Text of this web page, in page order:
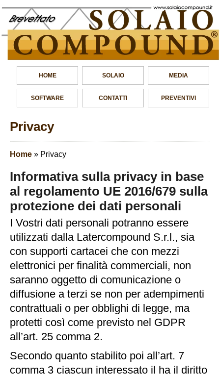
HOME SOLAIO MEDIA
SOFTWARE CONTATTI PREVENTIVI
Privacy
Home » Privacy
Informativa sulla privacy in base
al regolamento UE 2016/679 sulla
protezione dei dati personali
I Vostri dati personali potranno essere
utilizzati dalla Latercompound S.r.l., sia
con supporti cartacei che con mezzi
elettronici per finalità commerciali, non
saranno oggetto di comunicazione o
diffusione a terzi se non per adempimenti
contrattuali o per obblighi di legge, ma
protetti così come previsto nel GDPR
all’art. 25 comma 2.
Secondo quanto stabilito poi all’art. 7
comma 3 ciascun interessato il ha il diritto